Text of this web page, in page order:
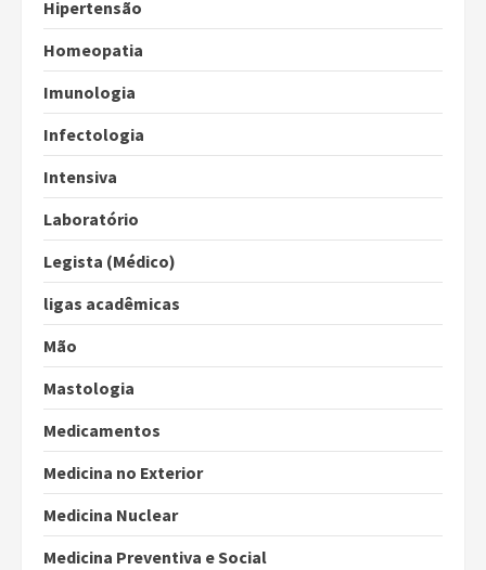
Hipertensão
Homeopatia
Imunologia
Infectologia
Intensiva
Laboratório
Legista (Médico)
ligas acadêmicas
Mão
Mastologia
Medicamentos
Medicina no Exterior
Medicina Nuclear
Medicina Preventiva e Social